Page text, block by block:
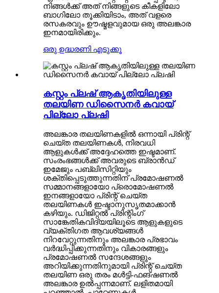
നിങ്ങൾക്ക് അത് നിങ്ങളുടെ കീകളിലോ
ബാഗിലോ തൂക്കിയിടാം, അത് വളരെ
രസകരവും ഊഷ്മളവുമായ ഒരു അലങ്കാര
ഇനമായിരിക്കും.
ഒരു ഉദ്ധരണി എടുക്കൂ
കസ്റ്റം പ്ലഷ് ആകൃതിയിലുള്ള
തലയിണ ഡിസൈനർ കവായ്
പില്ലോ പ്ലഷി
അലങ്കാര തലയിണകളിൽ ഒന്നായി പ്രിന്റ്
ചെയ്ത തലയിണകൾ, നിരവധി
ആളുകൾക്ക് അദ്ദേഹത്തെ ഇഷ്ടമാണ്.
സംരംഭങ്ങൾക്ക് അവരുടെ ബ്രാൻഡ്
ഇമേജും പബ്ലിസിറ്റിയും
ശക്തിപ്പെടുത്തുന്നതിന് പ്രമോഷണൽ
സമ്മാനങ്ങളായോ പ്രൊമോഷണൽ
ഇനങ്ങളായോ പ്രിന്റ് ചെയ്ത
തലയിണകൾ ഇഷ്ടാനുസൃതമാക്കാൻ
കഴിയും. ഡിജിറ്റൽ പ്രിന്റിംഗ്
സാങ്കേതികവിദ്യയിലൂടെ ആളുകളുടെ
വ്യക്തിഗത ആവശ്യങ്ങൾ
നിറവേറ്റുന്നതിനും അലങ്കാര പ്രഭാവം
വർദ്ധിപ്പിക്കുന്നതിനും വികാരങ്ങളും
പ്രമോഷണൽ സന്ദേശങ്ങളും
അറിയിക്കുന്നതിനുമായി പ്രിന്റ് ചെയ്ത
തലയിണ ഒരു തരം മൾട്ടി-ഫങ്ഷണൽ
അലങ്കാര ഉൽപ്പന്നമാണ്. ലളിതമായി